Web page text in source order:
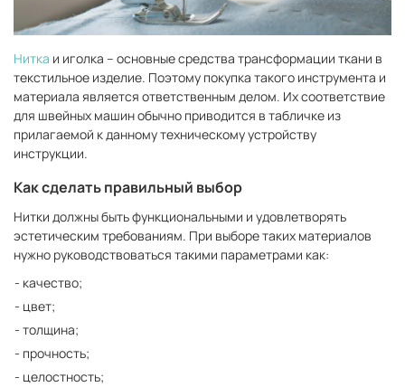
Нитка и иголка – основные средства трансформации ткани в
текстильное изделие. Поэтому покупка такого инструмента и
материала является ответственным делом. Их соответствие
для швейных машин обычно приводится в табличке из
прилагаемой к данному техническому устройству
инструкции.
Как сделать правильный выбор
Нитки должны быть функциональными и удовлетворять
эстетическим требованиям. При выборе таких материалов
нужно руководствоваться такими параметрами как:
качество;
цвет;
толщина;
прочность;
целостность;